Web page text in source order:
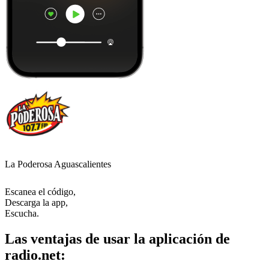
La Poderosa Aguascalientes
Escanea el código,
Descarga la app,
Escucha.
Las ventajas de usar la aplicación de
radio.net: